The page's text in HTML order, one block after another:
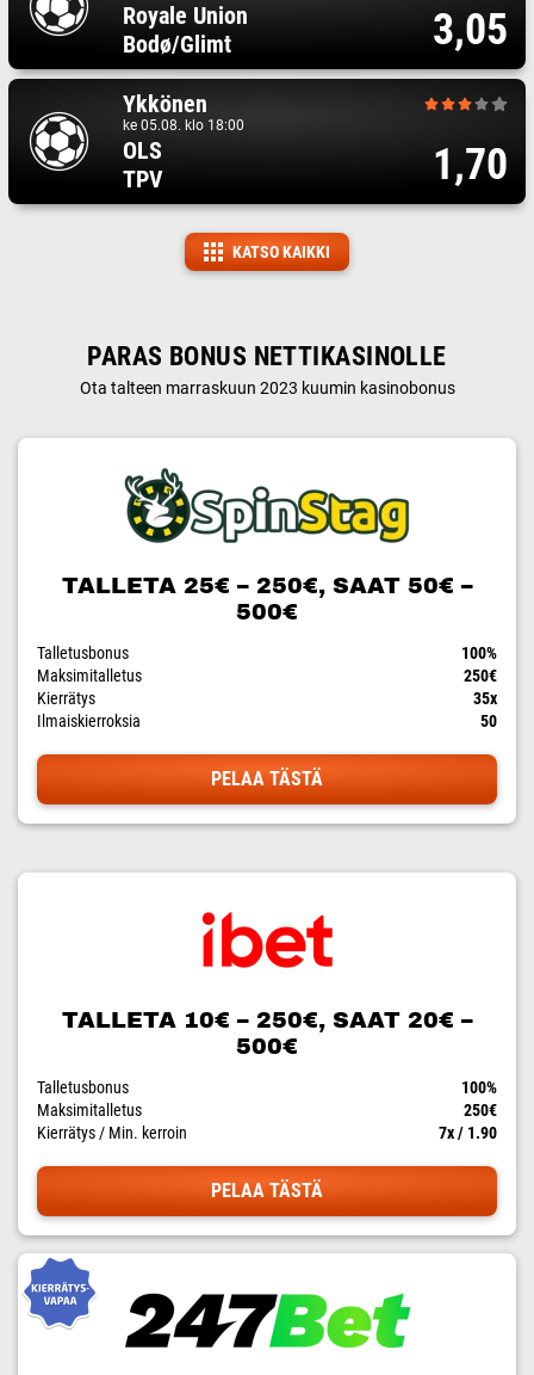
Royale Union
Bodø/Glimt
3,05
Ykkönen
ke 05.08. klo 18:00
OLS
TPV
1,70
KATSO KAIKKI
PARAS BONUS NETTIKASINOLLE
Ota talteen marraskuun 2023 kuumin kasinobonus
TALLETA 25€ – 250€, SAAT 50€ –
500€
Talletusbonus
100%
Maksimitalletus
250€
Kierrätys
35x
Ilmaiskierroksia
50
PELAA TÄSTÄ
TALLETA 10€ – 250€, SAAT 20€ –
500€
Talletusbonus
100%
Maksimitalletus
250€
Kierrätys / Min. kerroin
7x / 1.90
PELAA TÄSTÄ